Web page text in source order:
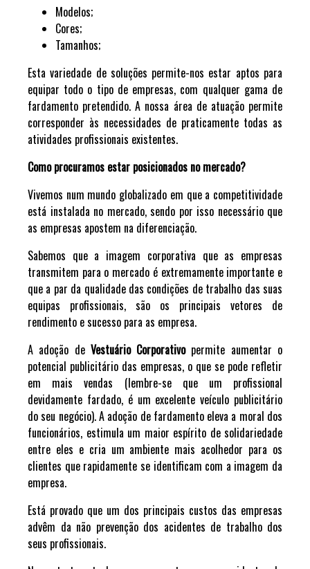
Modelos;
Cores;
Tamanhos;
Esta variedade de soluções permite-nos estar aptos para
equipar todo o tipo de empresas, com qualquer gama de
fardamento pretendido. A nossa área de atuação permite
corresponder às necessidades de praticamente todas as
atividades profissionais existentes.
Como procuramos estar posicionados no mercado?
Vivemos num mundo globalizado em que a competitividade
está instalada no mercado, sendo por isso necessário que
as empresas apostem na diferenciação.
Sabemos que a imagem corporativa que as empresas
transmitem para o mercado é extremamente importante e
que a par da qualidade das condições de trabalho das suas
equipas profissionais, são os principais vetores de
rendimento e sucesso para as empresa.
A adoção de Vestuário Corporativo permite aumentar o
potencial publicitário das empresas, o que se pode refletir
em mais vendas (lembre-se que um profissional
devidamente fardado, é um excelente veículo publicitário
do seu negócio). A adoção de fardamento eleva a moral dos
funcionários, estimula um maior espírito de solidariedade
entre eles e cria um ambiente mais acolhedor para os
clientes que rapidamente se identificam com a imagem da
empresa.
Está provado que um dos principais custos das empresas
advêm da não prevenção dos acidentes de trabalho dos
seus profissionais.